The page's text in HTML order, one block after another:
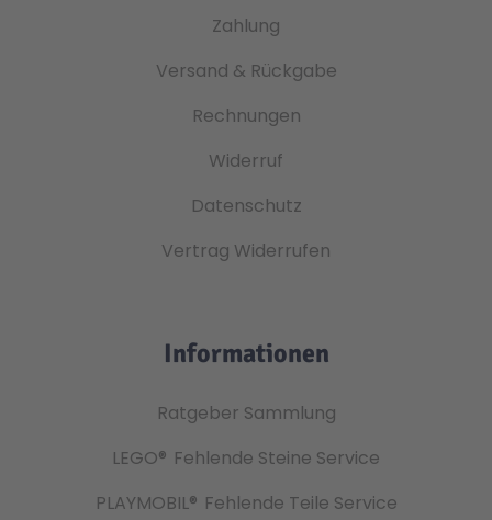
Zahlung
Versand & Rückgabe
Rechnungen
Widerruf
Datenschutz
Vertrag Widerrufen
Informationen
Ratgeber Sammlung
LEGO® Fehlende Steine Service
PLAYMOBIL® Fehlende Teile Service